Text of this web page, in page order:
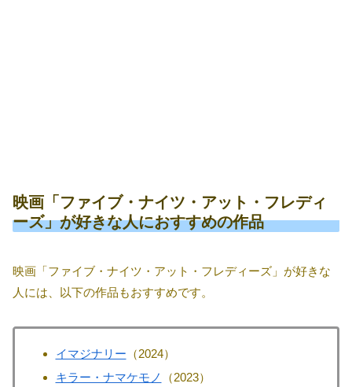
映画「ファイブ・ナイツ・アット・フレディ
ーズ」が好きな人におすすめの作品
映画「ファイブ・ナイツ・アット・フレディーズ」が好きな
人には、以下の作品もおすすめです。
イマジナリー （2024）
キラー・ナマケモノ
（2023）